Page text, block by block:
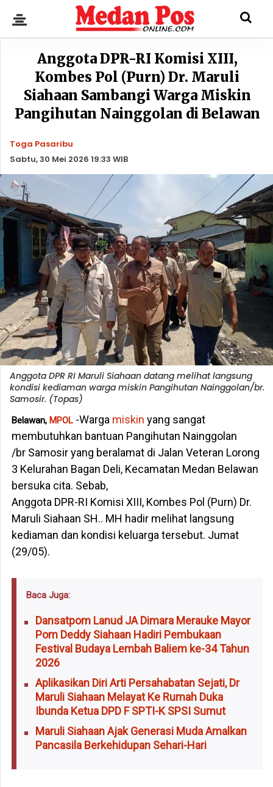
Anggota DPR-RI Komisi XIII,
Kombes Pol (Purn) Dr. Maruli
Siahaan Sambangi Warga Miskin
Pangihutan Nainggolan di Belawan
Toga Pasaribu
Sabtu, 30 Mei 2026 19:33 WIB
Anggota DPR RI Maruli Siahaan datang melihat langsung
kondisi kediaman warga miskin Pangihutan Nainggolan/br.
Samosir. (Topas)
Belawan, MPOL-Warga miskin yang sangat
membutuhkan bantuan Pangihutan Nainggolan
/br Samosir yang beralamat di Jalan Veteran Lorong
3 Kelurahan Bagan Deli, Kecamatan Medan Belawan
bersuka cita. Sebab,
Anggota DPR-RI Komisi XIII, Kombes Pol (Purn) Dr.
Maruli Siahaan SH.. MH hadir melihat langsung
kediaman dan kondisi keluarga tersebut. Jumat
(29/05).
Baca Juga:
Dansatpom Lanud JA Dimara Merauke Mayor
Pom Deddy Siahaan Hadiri Pembukaan
Festival Budaya Lembah Baliem ke-34 Tahun
2026
Aplikasikan Diri Arti Persahabatan Sejati, Dr
Maruli Siahaan Melayat Ke Rumah Duka
Ibunda Ketua DPD F SPTI-K SPSI Sumut
Maruli Siahaan Ajak Generasi Muda Amalkan
Pancasila Berkehidupan Sehari-Hari